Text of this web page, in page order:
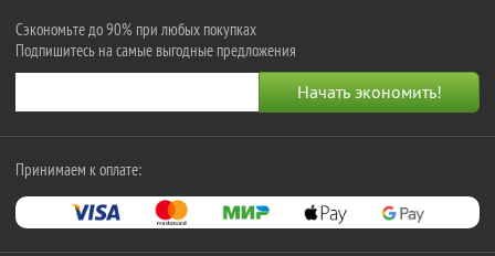
Сэкономьте до 90% при любых покупках
Подпишитесь на самые выгодные предложения
Принимаем к оплате: